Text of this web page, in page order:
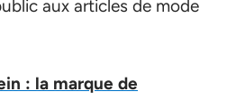
aux articles de mode
: la marque de